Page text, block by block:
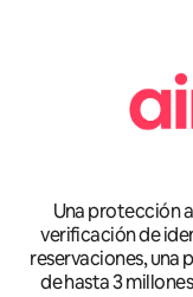
Una protección
verificación de
reservaciones, una
de hasta 3